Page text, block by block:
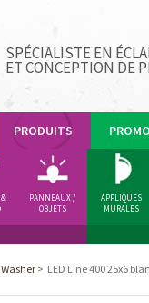
SPÉCIALISTE EN
ET CONCEPTION DE
PRODUITS
&
PANNEAUX /
OBJETS
APPLIQUES
MURALES
> LED Line 400 25x6